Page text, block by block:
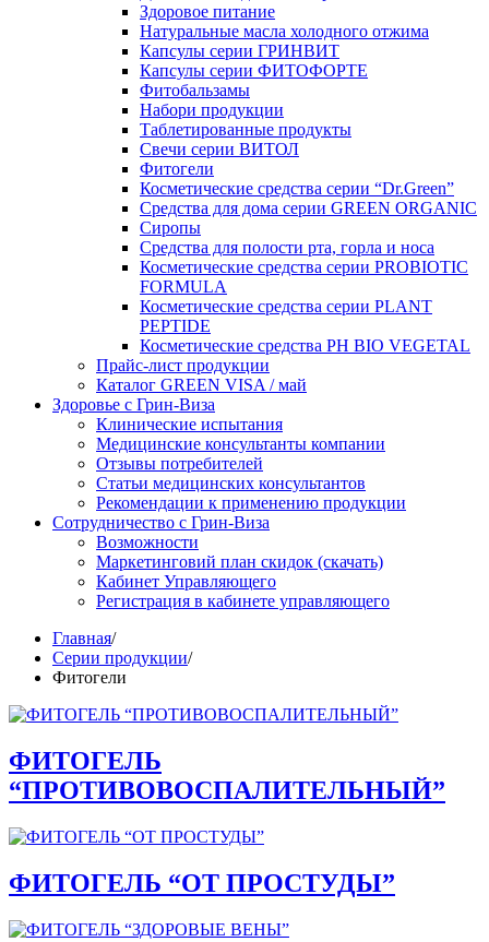
Здоровое питание
Натуральные масла холодного отжима
Капсулы серии ГРИНВИТ
Капсулы серии ФИТОФОРТЕ
Фитобальзамы
Набори продукции
Таблетированные продукты
Свечи серии ВИТОЛ
Фитогели
Косметические средства серии “Dr.Green”
Средства для дома серии GREEN ORGANIC
Сиропы
Средства для полости рта, горла и носа
Косметические средства серии PROBIOTIC
FORMULA
Косметические средства серии PLANT
PEPTIDE
Косметические средства PH BIO VEGETAL
Прайс-лист продукции
Каталог GREEN VISA / май
Здоровье с Грин-Виза
Клинические испытания
Медицинские консультанты компании
Отзывы потребителей
Статьи медицинских консультантов
Рекомендации к применению продукции
Сотрудничество с Грин-Виза
Возможности
Маркетинговий план скидок (скачать)
Кабинет Управляющего
Регистрация в кабинете управляющего
Главная/
Серии продукции/
Фитогели
ФИТОГЕЛЬ
“ПРОТИВОВОСПАЛИТЕЛЬНЫЙ”
ФИТОГЕЛЬ “ОТ ПРОСТУДЫ”